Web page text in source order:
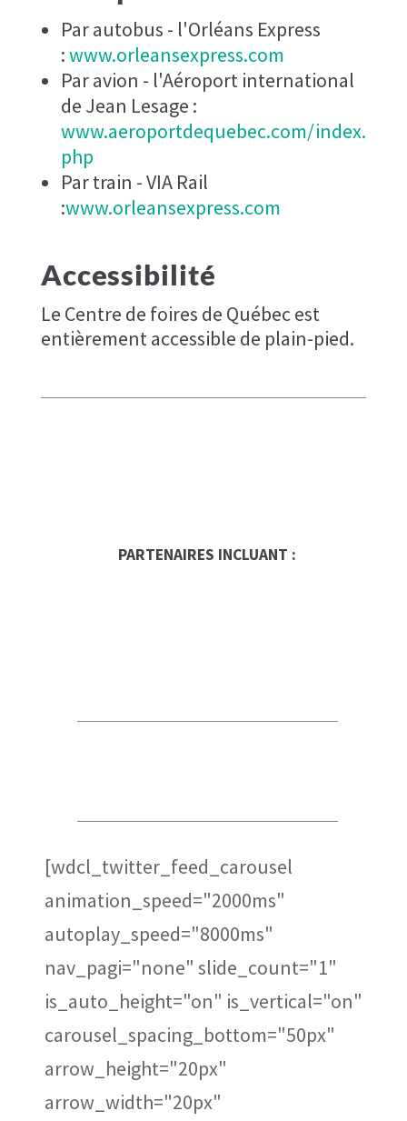
Par autobus - l'Orléans Express
:www.orleansexpress.com
Par avion - l'Aéroport international
de Jean Lesage :
www.aeroportdequebec.com/index.
php
Par train - VIA Rail
:www.orleansexpress.com
Accessibilité
Le Centre de foires de Québec est
entièrement accessible de plain-pied.
PARTENAIRES INCLUANT :
[wdcl_twitter_feed_carousel
animation_speed="2000ms"
autoplay_speed="8000ms"
nav_pagi="none" slide_count="1"
is_auto_height="on" is_vertical="on"
carousel_spacing_bottom="50px"
arrow_height="20px"
arrow_width="20px"